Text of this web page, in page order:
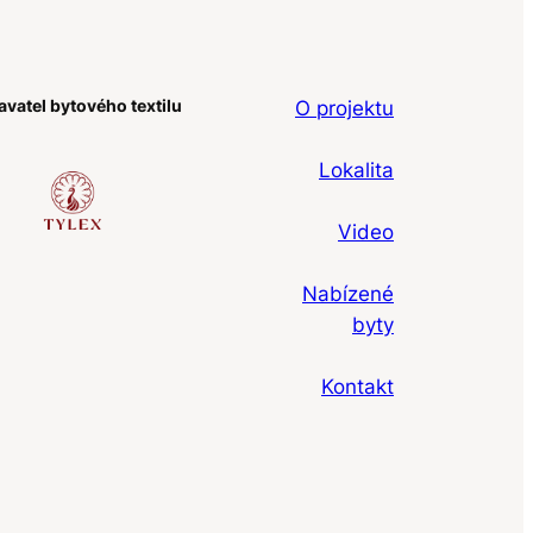
bytového textilu O projektu
Lokalita
Video
Nabízené
byty
Kontakt